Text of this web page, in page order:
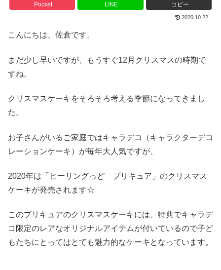
Pocket LINE コピー
2020.10.22
こんにちは、佐倉です。
まだ少し早いですが、もうすぐ12月クリスマスの時期で
すね。
クリスマスケーキをそろそろ考える季節になってきまし
た。
お子さんがいるご家庭ではキャラデコ（キャラクターデコ
レーションケーキ）が毎年大人気ですが、
2020年は「ヒーリングっど プリキュア」のクリスマス
ケーキが発売されます☆
このプリキュアのクリスマスケーキには、特典でキャラデ
コ限定のレアなオリジナルアイテムが付いているので子ど
もたちにとってはとても魅力的なケーキとなっています。